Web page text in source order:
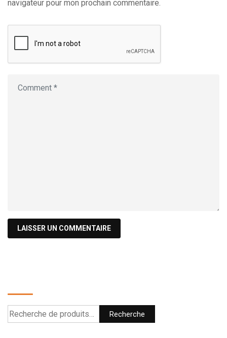
navigateur pour mon prochain commentaire.
Recherche